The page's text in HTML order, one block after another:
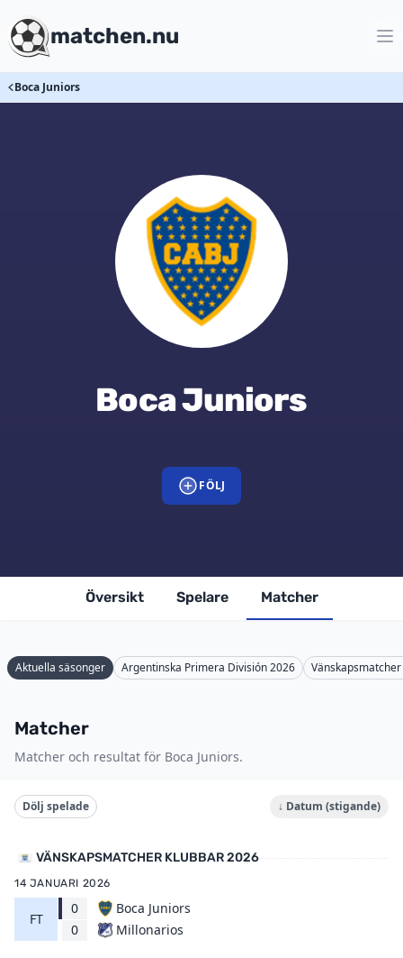
matchen.nu
Boca Juniors
Boca Juniors
FÖLJ
Översikt Spelare Matcher
Aktuella säsonger Argentinska Primera División 2026
Matcher
Matcher och resultat för Boca Juniors.
Dölj spelade ↓ Datum (stigande)
VÄNSKAPSMATCHER KLUBBAR 2026
14 JANUARI 2026
FT
0
0
Boca Juniors
Millonarios